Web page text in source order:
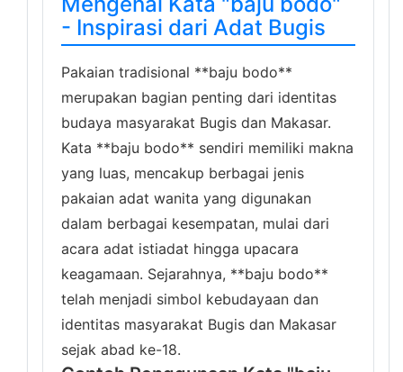
- Inspirasi dari Adat Bugis
Pakaian tradisional **baju bodo**
merupakan bagian penting dari identitas
budaya masyarakat Bugis dan Makasar.
Kata **baju bodo** sendiri memiliki makna
yang luas, mencakup berbagai jenis
pakaian adat wanita yang digunakan
dalam berbagai kesempatan, mulai dari
acara adat istiadat hingga upacara
keagamaan. Sejarahnya, **baju bodo**
telah menjadi simbol kebudayaan dan
identitas masyarakat Bugis dan Makasar
sejak abad ke-18.